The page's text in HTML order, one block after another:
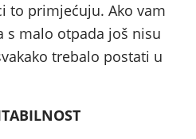
to primjećuju. Ako vam
s malo otpada još nisu
trebalo postati u